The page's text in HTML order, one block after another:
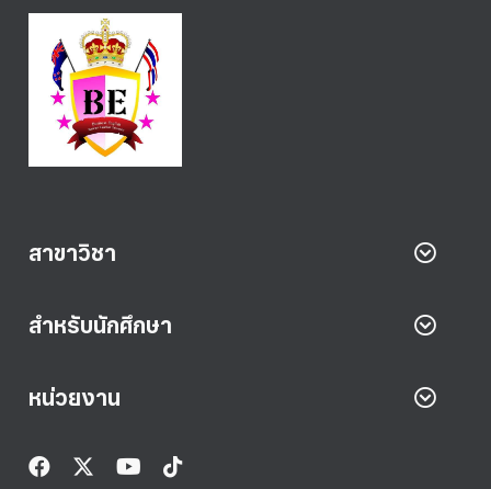
สาขาวิชา
สำหรับนักศึกษา
หน่วยงาน